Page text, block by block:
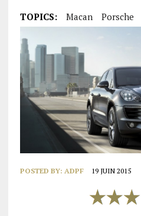
TOPICS: Macan Porsche
POSTED BY: ADPF 19 JUIN 2015